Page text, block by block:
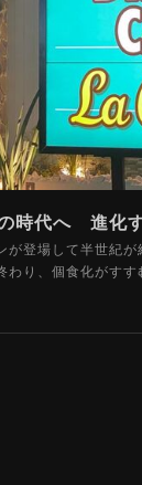
が登場して半世紀
わり、個食化がすす